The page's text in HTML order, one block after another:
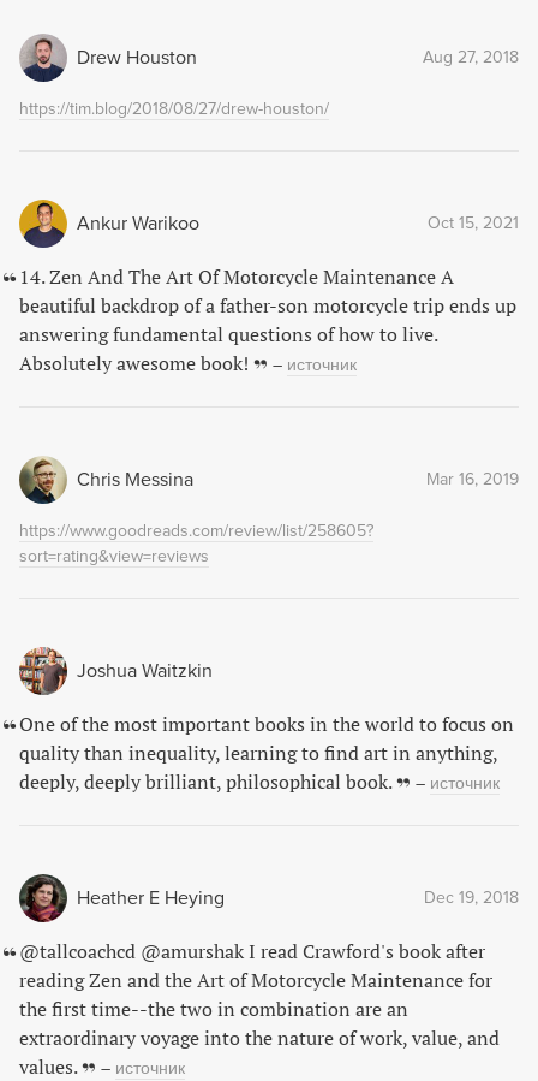
Drew Houston Aug 27, 2018
https://tim.blog/2018/08/27/drew-houston/
Ankur Warikoo Oct 15, 2021
14. Zen And The Art Of Motorcycle Maintenance A
beautiful backdrop of a father-son motorcycle trip ends up
answering fundamental questions of how to live.
Absolutely awesome book!
– источник
Chris Messina Mar 16, 2019
https://www.goodreads.com/review/list/258605?
sort=rating&view=reviews
Joshua Waitzkin
One of the most important books in the world to focus on
quality than inequality, learning to find art in anything,
deeply, deeply brilliant, philosophical book.
– источник
Heather E Heying Dec 19, 2018
@tallcoachcd @amurshak I read Crawford's book after
reading Zen and the Art of Motorcycle Maintenance for
the first time--the two in combination are an
extraordinary voyage into the nature of work, value, and
values.
– источник